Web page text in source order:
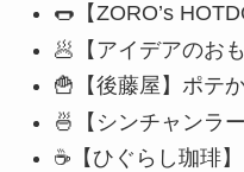
🌭【ZORO’s
🥟【アイデアのお
🍟【後藤屋】ポテ
🍜【シンチャンラ
☕【ひぐらし珈琲